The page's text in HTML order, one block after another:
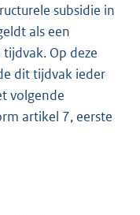
subsidie in
als een
Op deze
dit tijdvak ieder
volgende
artikel 7, eerste